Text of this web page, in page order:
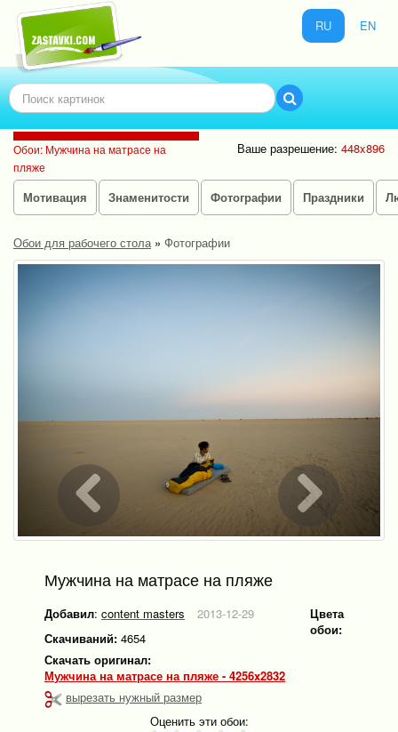
RU EN
Обои: Мужчина на матрасе на
пляже
Ваше разрешение: 448x896
Мотивация Знаменитости Фотографии Праздники
Обои для рабочего стола» Фотографии
Мужчина на матрасе на пляже
Добавил: content masters
2013-12-29
Скачиваний: 4654
Скачать оригинал:
Мужчина на матрасе на пляже - 4256x2832
вырезать нужный размер
Цвета
обои:
Оценить эти обои: